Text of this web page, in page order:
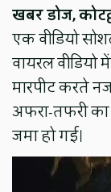
खबर डोज,
एक वीडियो
वायरल
मारपीट करते
अफरा-तफरी का
जमा हो गई।